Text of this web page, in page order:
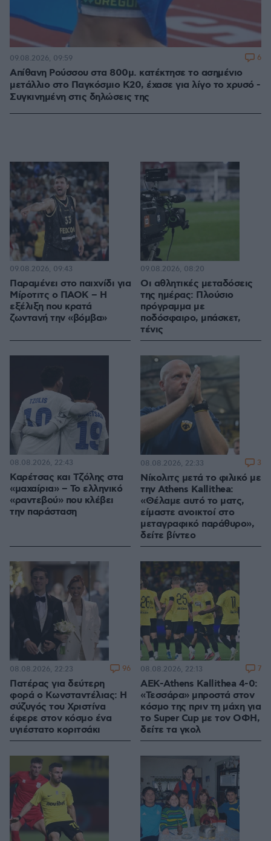
Απίθανη Ρούσσου στα 800μ. κατέκτησε το ασημένιο
μετάλλιο στο Παγκόσμιο Κ20, έχασε για λίγο το χρυσό -
Συγκινημένη στις δηλώσεις της
09.08.2026, 09:59 6
Παραμένει στο παιχνίδι για
Μίροτιτς ο ΠΑΟΚ – Η
εξέλιξη που κρατά
ζωντανή την «βόμβα»
09.08.2026, 09:43
Οι αθλητικές μεταδόσεις
της ημέρας: Πλούσιο
πρόγραμμα με
ποδόσφαιρο, μπάσκετ,
τένις
09.08.2026, 08:20
Καρέτσας και Τζόλης στα
«μαχαίρια» – Το ελληνικό
«ραντεβού» που κλέβει
την παράσταση
08.08.2026, 22:43
Νίκολιτς μετά το φιλικό με
την Athens Kallithea:
«Θέλαμε αυτό το ματς,
είμαστε ανοικτοί στο
μεταγραφικό παράθυρο»,
δείτε βίντεο
08.08.2026, 22:33 3
Πατέρας για δεύτερη
φορά ο Κωνσταντέλιας: Η
σύζυγός του Χριστίνα
έφερε στον κόσμο ένα
υγιέστατο κοριτσάκι
08.08.2026, 22:23 96
ΑΕΚ-Athens Kallithea 4-0:
«Τεσσάρα» μπροστά στον
κόσμο της πριν τη μάχη για
το Super Cup με τον ΟΦΗ,
δείτε τα γκολ
08.08.2026, 22:13 7